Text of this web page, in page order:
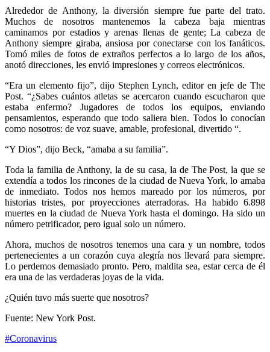
Alrededor de Anthony, la diversión siempre fue parte del trato.
Muchos de nosotros mantenemos la cabeza baja mientras
caminamos por estadios y arenas llenas de gente; La cabeza de
Anthony siempre giraba, ansiosa por conectarse con los fanáticos.
Tomó miles de fotos de extraños perfectos a lo largo de los años,
anotó direcciones, les envió impresiones y correos electrónicos.
“Era un elemento fijo”, dijo Stephen Lynch, editor en jefe de The
Post. “¿Sabes cuántos atletas se acercaron cuando escucharon que
estaba enfermo? Jugadores de todos los equipos, enviando
pensamientos, esperando que todo saliera bien. Todos lo conocían
como nosotros: de voz suave, amable, profesional, divertido “.
“Y Dios”, dijo Beck, “amaba a su familia”.
Toda la familia de Anthony, la de su casa, la de The Post, la que se
extendía a todos los rincones de la ciudad de Nueva York, lo amaba
de inmediato. Todos nos hemos mareado por los números, por
historias tristes, por proyecciones aterradoras. Ha habido 6.898
muertes en la ciudad de Nueva York hasta el domingo. Ha sido un
número petrificador, pero igual solo un número.
Ahora, muchos de nosotros tenemos una cara y un nombre, todos
pertenecientes a un corazón cuya alegría nos llevará para siempre.
Lo perdemos demasiado pronto. Pero, maldita sea, estar cerca de él
era una de las verdaderas joyas de la vida.
¿Quién tuvo más suerte que nosotros?
Fuente: New York Post.
#Coronavirus